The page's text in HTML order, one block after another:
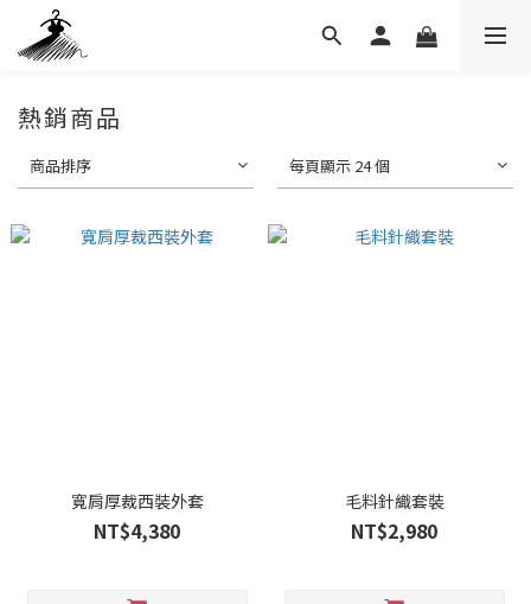
熱銷商品
商品排序 每頁顯示 24 個
寬肩厚裁西裝外套
NT$4,380
毛料針織套裝
NT$2,980